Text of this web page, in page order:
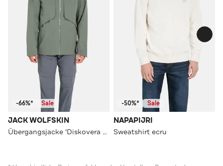
-66%* Sale
JACK WOLFSKIN
Übergangsjacke 'Diskovera 3L' graugrün
-50%* Sale
NAPAPIJRI
Sweatshirt ecru